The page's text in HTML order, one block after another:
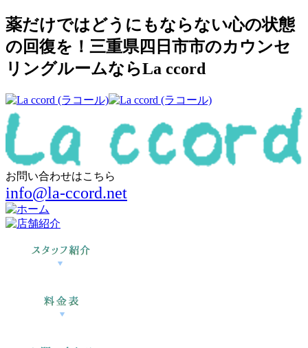
薬だけではどうにもならない心の状態
の回復を！三重県四日市市のカウンセ
リングルームならLa ccord
お問い合わせはこちら
info@la-ccord.net